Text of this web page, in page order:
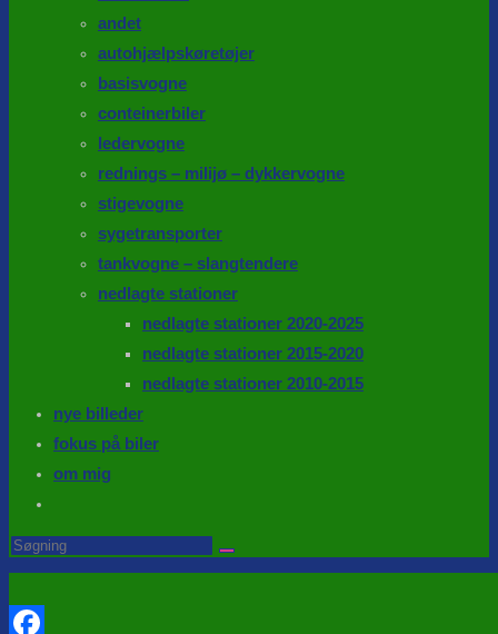
andet
autohjælpskøretøjer
basisvogne
conteinerbiler
ledervogne
rednings – milijø – dykkervogne
stigevogne
sygetransporter
tankvogne – slangtendere
nedlagte stationer
nedlagte stationer 2020-2025
nedlagte stationer 2015-2020
nedlagte stationer 2010-2015
nye billeder
fokus på biler
om mig
website
search
Search
this
website